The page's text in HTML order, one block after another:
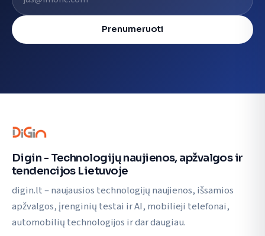
Prenumeruoti
Digin - Technologijų naujienos, apžvalgos ir
tendencijos Lietuvoje
digin.lt – naujausios technologijų naujienos, išsamios
apžvalgos, įrenginių testai ir AI, mobilieji telefonai,
automobilių technologijos ir dar daugiau.